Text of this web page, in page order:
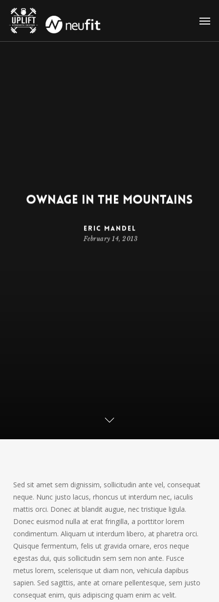
main
content
Ownage In The Mountains
Eric Mandel
February 14, 2013
Sed sit amet sem dignissim, sollicitudin ante vel, consequat
neque. Nunc justo lacus, rhoncus ut interdum nec, iaculis
mattis orci. Donec at blandit augue, nec tristique ligula.
Donec euismod nulla at erat fringilla, a porttitor lorem
condimentum. Aliquam ut interdum libero, at pharetra orci.
Quisque fermentum, felis ut gravida ornare, eros neque
egestas dui, quis sollicitudin sem sem non ante. Fusce
metus lorem, scelerisque ut diam non, vehicula dapibus
sapien. Sed sagittis, ante at ornare pellentesque, sem justo
consequat enim, quis adipiscing quam enim ac velit.